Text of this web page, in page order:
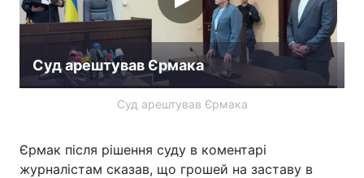
Екологія Регіони
Відео з Youtube Статті
Вакансії
Суд арештував Єрмака
Суд арештував Єрмака
Єрмак після рішення суду в коментарі
журналістам сказав, що грошей на заставу в